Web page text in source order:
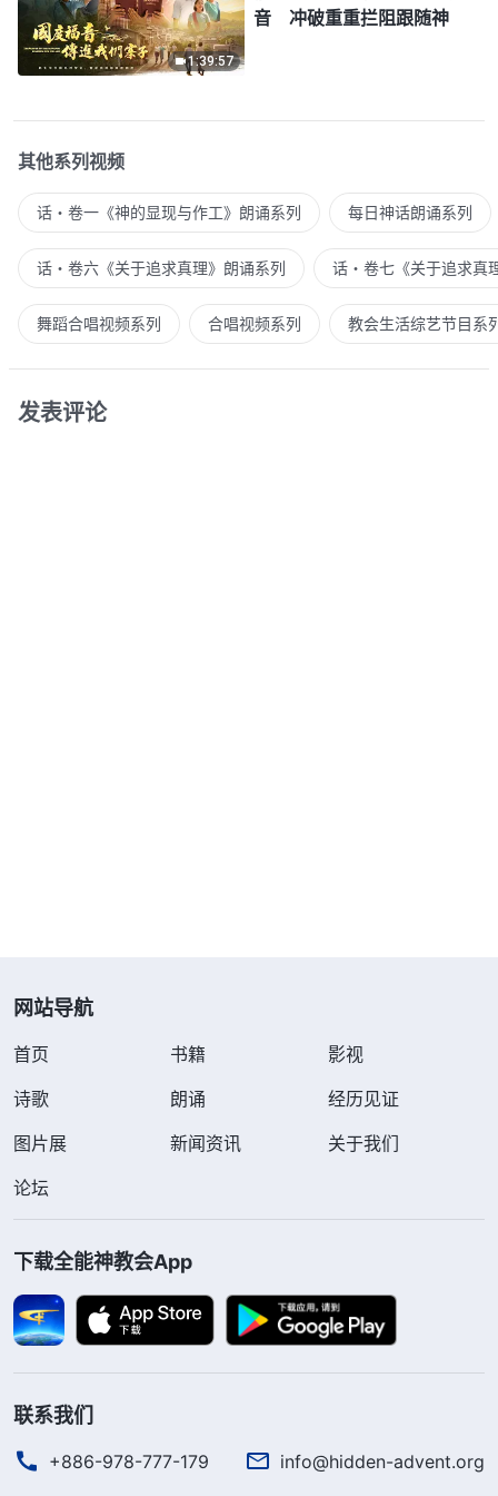
1:39:57
音 冲破重重拦阻跟随神
其他系列视频
话・卷一《神的显现与作工》朗诵系列 每日神话朗诵系列
话・卷六《关于追求真理》朗诵系列 话・卷七《关于追求真
舞蹈合唱视频系列 合唱视频系列 教会生活综艺节目系
发表评论
网站导航
首页 书籍
影视
诗歌
朗诵
经历见证
图片展
新闻资讯
关于我们
论坛
下载全能神教会App
联系我们
+886-978-777-179 info@hidden-advent.org